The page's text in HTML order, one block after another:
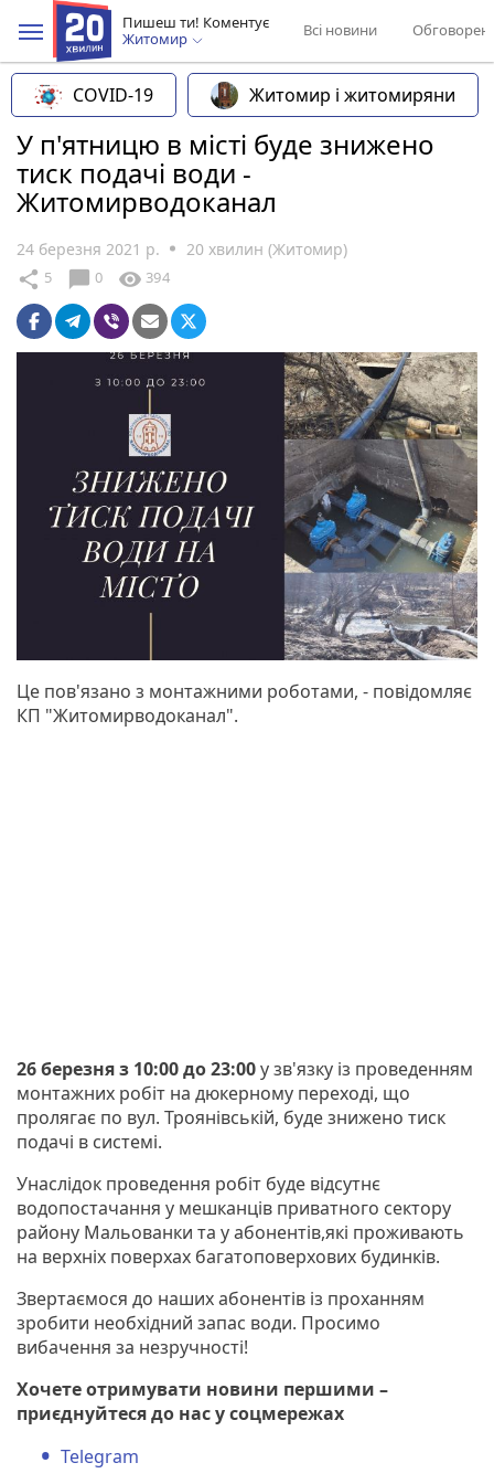
Пишеш ти! Коментує
Житомир
Всі новини
COVID-19 Житомир і житомиряни
У п'ятницю в місті буде знижено
тиск подачі води -
Житомирводоканал
24 березня 2021 р. 20 хвилин (Житомир)
share 5 chat_bubble 0 visibility 394
Це пов'язано з монтажними роботами, - повідомляє
КП "Житомирводоканал".
26 березня з 10:00 до 23:00у зв'язку із проведенням
монтажних робіт на дюкерному переході, що
пролягає по вул. Троянівській, буде знижено тиск
подачі в системі.
Унаслідок проведення робіт буде відсутнє
водопостачання у мешканців приватного сектору
району Мальованки та у абонентів,які проживають
на верхніх поверхах багатоповерхових будинків.
Звертаємося до наших абонентів із проханням
зробити необхідний запас води. Просимо
вибачення за незручності!
Хочете отримувати новини першими –
приєднуйтеся до нас у соцмережах
Telegram